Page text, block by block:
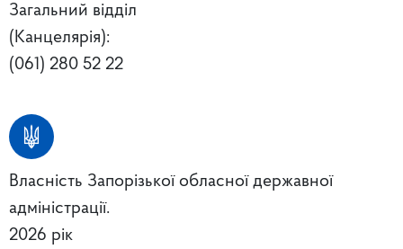
Загальний відділ
(Канцелярія):
(061) 280 52 22
Власність Запорізької обласної державної
адміністрації.
2026 рік